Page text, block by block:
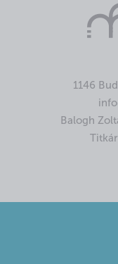
1146
Balogh